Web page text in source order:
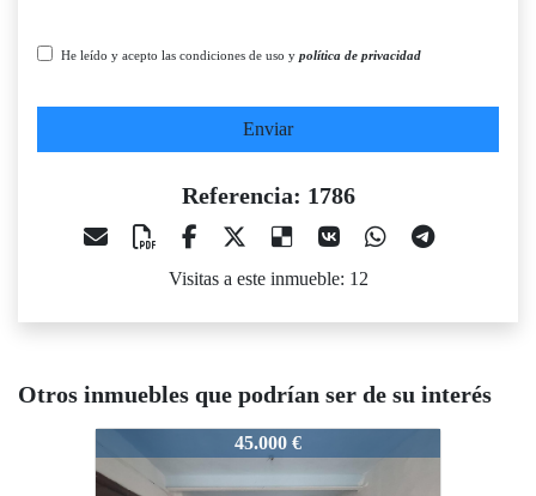
He leído y acepto las condiciones de uso y política de privacidad
Enviar
Referencia: 1786
Visitas a este inmueble: 12
Otros inmuebles que podrían ser de su interés
45.000 €